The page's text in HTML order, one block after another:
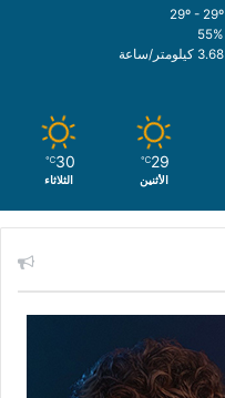
55%
3.68 كيلومتر/ساعة
29
℃
الأثنين
30
℃
الثلاثاء